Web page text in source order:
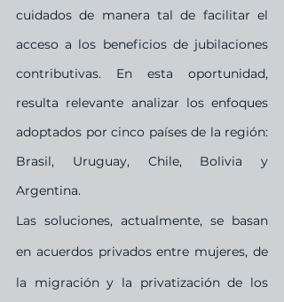
cuidados de manera tal de facilitar el
acceso a los beneficios de jubilaciones
contributivas. En esta oportunidad,
resulta relevante analizar los enfoques
adoptados por cinco países de la región:
Brasil, Uruguay, Chile, Bolivia y
Argentina.
Las soluciones, actualmente, se basan
en acuerdos privados entre mujeres, de
la migración y la privatización de los